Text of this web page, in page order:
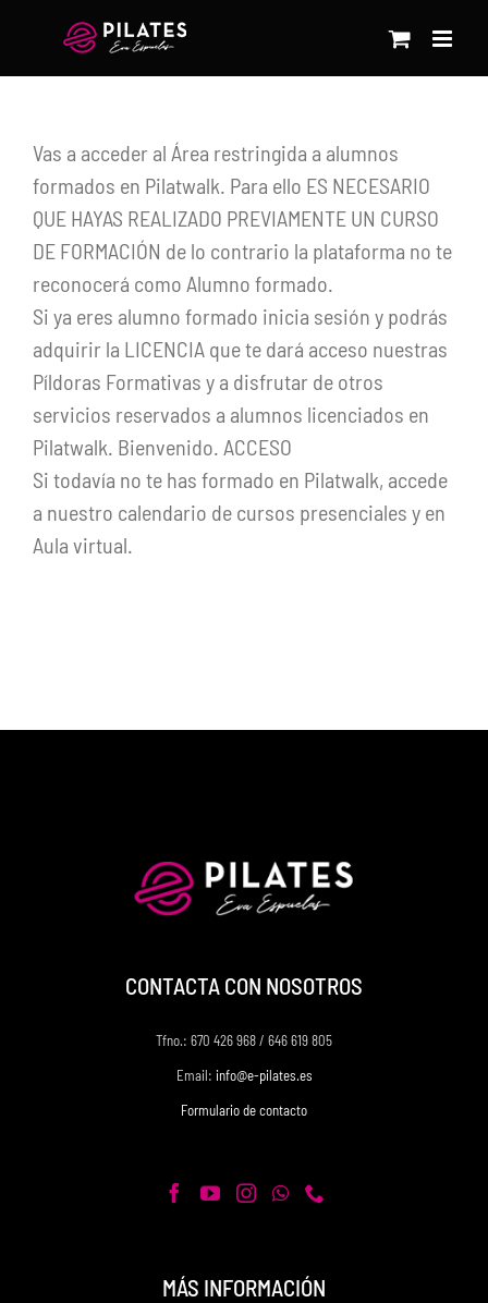
contenido
Vas a acceder al Área restringida a alumnos
formados en Pilatwalk. Para ello ES NECESARIO
QUE HAYAS REALIZADO PREVIAMENTE UN CURSO
DE FORMACIÓN de lo contrario la plataforma no te
reconocerá como Alumno formado.
Si ya eres alumno formado inicia sesión y podrás
adquirir la LICENCIA que te dará acceso nuestras
Píldoras Formativas y a disfrutar de otros
servicios reservados a alumnos licenciados en
Pilatwalk. Bienvenido. ACCESO
Si todavía no te has formado en Pilatwalk, accede
a nuestro calendario de cursos presenciales y en
Aula virtual.
CONTACTA CON NOSOTROS
Tfno.: 670 426 968 / 646 619 805
Email: info@e-pilates.es
Formulario de contacto
MÁS INFORMACIÓN